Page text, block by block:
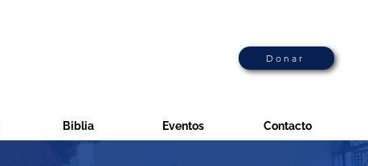
Donar
Biblia Eventos Contacto